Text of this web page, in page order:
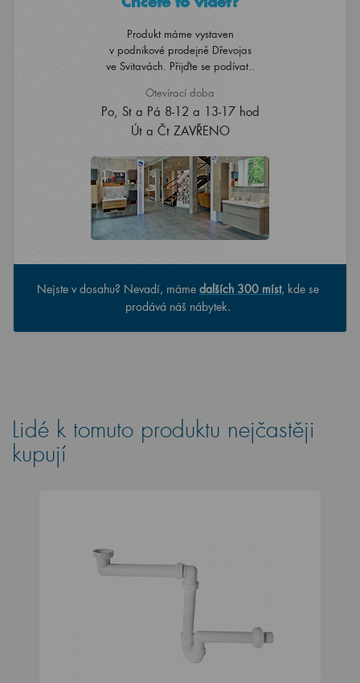
Produkt máme vystaven
v podnikové prodejně Dřevojas
ve Svitavách. Přijďte se podívat..
Otevírací doba
Po, St a Pá 8-12 a 13-17 hod
Út a Čt ZAVŘENO
Nejste v dosahu? Nevadí, máme dalších 300 míst, kde se
prodává náš nábytek.
Lidé k tomuto produktu nejčastěji
kupují